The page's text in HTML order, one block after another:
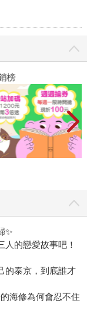
✨
的戀愛故事吧！
的泰京，到底誰才
海修為何會忍不住